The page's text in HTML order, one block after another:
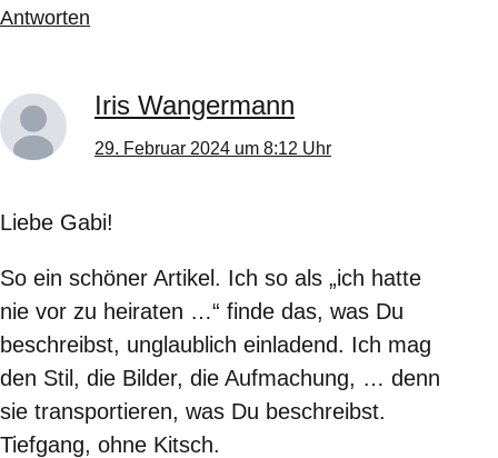
Antworten
Iris Wangermann
29. Februar 2024 um 8:12 Uhr
Liebe Gabi!
So ein schöner Artikel. Ich so als „ich hatte
nie vor zu heiraten …“ finde das, was Du
beschreibst, unglaublich einladend. Ich mag
den Stil, die Bilder, die Aufmachung, … denn
sie transportieren, was Du beschreibst.
Tiefgang, ohne Kitsch.